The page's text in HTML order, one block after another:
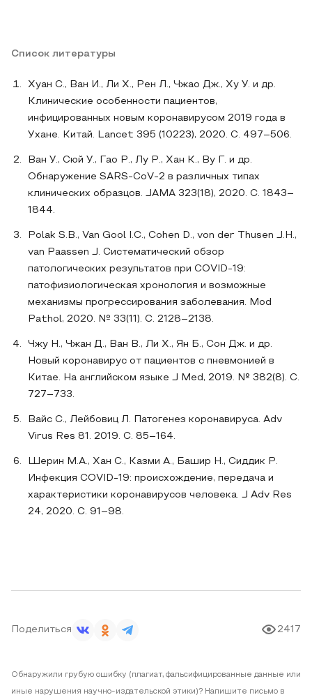
Список литературы
Хуан С., Ван И., Ли Х., Рен Л., Чжао Дж., Ху У. и др.
Клинические особенности пациентов,
инфицированных новым коронавирусом 2019 года в
Ухане. Китай. Lancet 395 (10223), 2020. С. 497–506.
Ван У., Сюй У., Гао Р., Лу Р., Хан К., Ву Г. и др.
Обнаружение SARS-CoV-2 в различных типах
клинических образцов. JAMA 323(18), 2020. С. 1843–
1844.
Polak S.B., Van Gool I.C., Cohen D., von der Thusen J.H.,
van Paassen J. Систематический обзор
патологических результатов при COVID-19:
патофизиологическая хронология и возможные
механизмы прогрессирования заболевания. Mod
Pathol, 2020. № 33(11). С. 2128–2138.
Чжу Н., Чжан Д., Ван В., Ли Х., Ян Б., Сон Дж. и др.
Новый коронавирус от пациентов с пневмонией в
Китае. На английском языке J Med, 2019. № 382(8). С.
727–733.
Вайс С., Лейбовиц Л. Патогенез коронавируса. Adv
Virus Res 81. 2019. С. 85–164.
Шерин М.А., Хан С., Казми А., Башир Н., Сиддик Р.
Инфекция COVID-19: происхождение, передача и
характеристики коронавирусов человека. J Adv Res
24, 2020. С. 91–98.
Поделиться 2417
Обнаружили грубую ошибку (плагиат, фальсифицированные данные или
иные нарушения научно-издательской этики)? Напишите письмо в